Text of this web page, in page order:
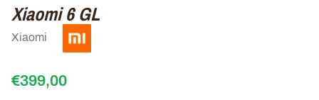
Xiaomi 6 GL
Xiaomi
€399,00